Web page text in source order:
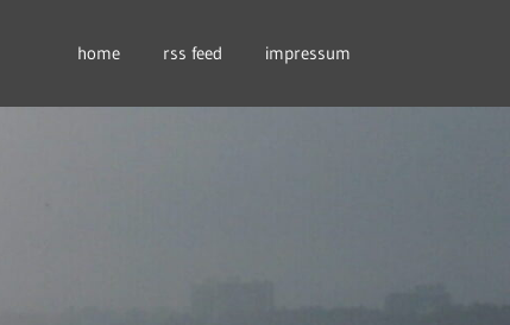
home rss feed impressum